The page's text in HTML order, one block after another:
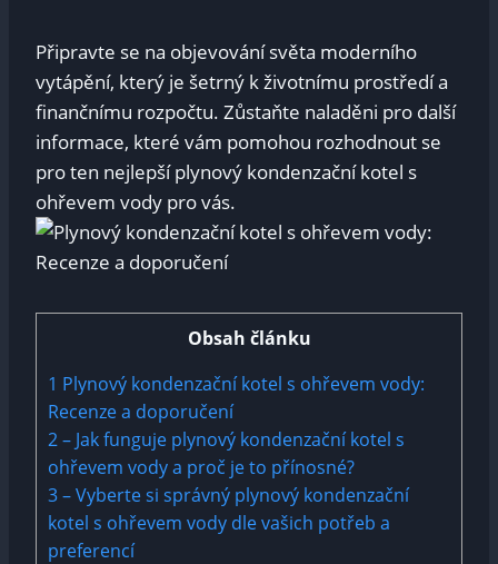
Připravte se na objevování světa moderního
vytápění, který je šetrný k životnímu prostředí a
finančnímu rozpočtu. Zůstaňte naladěni pro další
informace, které vám pomohou rozhodnout se
pro ten nejlepší plynový kondenzační kotel s
ohřevem vody pro vás.
Obsah článku
1 Plynový kondenzační kotel s ohřevem vody:
Recenze a doporučení
2– Jak funguje plynový kondenzační kotel s
ohřevem vody a proč je to přínosné?
3– Vyberte si správný plynový kondenzační
kotel s ohřevem vody dle vašich potřeb a
preferencí